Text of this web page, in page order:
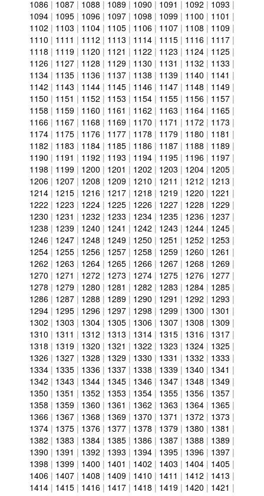
1086 | 1087 | 1088 | 1089 | 1090 | 1091 | 1092 | 1093 |
1094 | 1095 | 1096 | 1097 | 1098 | 1099 | 1100 | 1101 |
1102 | 1103 | 1104 | 1105 | 1106 | 1107 | 1108 | 1109 |
1110 | 1111 | 1112 | 1113 | 1114 | 1115 | 1116 | 1117 |
1118 | 1119 | 1120 | 1121 | 1122 | 1123 | 1124 | 1125 |
1126 | 1127 | 1128 | 1129 | 1130 | 1131 | 1132 | 1133 |
1134 | 1135 | 1136 | 1137 | 1138 | 1139 | 1140 | 1141 |
1142 | 1143 | 1144 | 1145 | 1146 | 1147 | 1148 | 1149 |
1150 | 1151 | 1152 | 1153 | 1154 | 1155 | 1156 | 1157 |
1158 | 1159 | 1160 | 1161 | 1162 | 1163 | 1164 | 1165 |
1166 | 1167 | 1168 | 1169 | 1170 | 1171 | 1172 | 1173 |
1174 | 1175 | 1176 | 1177 | 1178 | 1179 | 1180 | 1181 |
1182 | 1183 | 1184 | 1185 | 1186 | 1187 | 1188 | 1189 |
1190 | 1191 | 1192 | 1193 | 1194 | 1195 | 1196 | 1197 |
1198 | 1199 | 1200 | 1201 | 1202 | 1203 | 1204 | 1205 |
1206 | 1207 | 1208 | 1209 | 1210 | 1211 | 1212 | 1213 |
1214 | 1215 | 1216 | 1217 | 1218 | 1219 | 1220 | 1221 |
1222 | 1223 | 1224 | 1225 | 1226 | 1227 | 1228 | 1229 |
1230 | 1231 | 1232 | 1233 | 1234 | 1235 | 1236 | 1237 |
1238 | 1239 | 1240 | 1241 | 1242 | 1243 | 1244 | 1245 |
1246 | 1247 | 1248 | 1249 | 1250 | 1251 | 1252 | 1253 |
1254 | 1255 | 1256 | 1257 | 1258 | 1259 | 1260 | 1261 |
1262 | 1263 | 1264 | 1265 | 1266 | 1267 | 1268 | 1269 |
1270 | 1271 | 1272 | 1273 | 1274 | 1275 | 1276 | 1277 |
1278 | 1279 | 1280 | 1281 | 1282 | 1283 | 1284 | 1285 |
1286 | 1287 | 1288 | 1289 | 1290 | 1291 | 1292 | 1293 |
1294 | 1295 | 1296 | 1297 | 1298 | 1299 | 1300 | 1301 |
1302 | 1303 | 1304 | 1305 | 1306 | 1307 | 1308 | 1309 |
1310 | 1311 | 1312 | 1313 | 1314 | 1315 | 1316 | 1317 |
1318 | 1319 | 1320 | 1321 | 1322 | 1323 | 1324 | 1325 |
1326 | 1327 | 1328 | 1329 | 1330 | 1331 | 1332 | 1333 |
1334 | 1335 | 1336 | 1337 | 1338 | 1339 | 1340 | 1341 |
1342 | 1343 | 1344 | 1345 | 1346 | 1347 | 1348 | 1349 |
1350 | 1351 | 1352 | 1353 | 1354 | 1355 | 1356 | 1357 |
1358 | 1359 | 1360 | 1361 | 1362 | 1363 | 1364 | 1365 |
1366 | 1367 | 1368 | 1369 | 1370 | 1371 | 1372 | 1373 |
1374 | 1375 | 1376 | 1377 | 1378 | 1379 | 1380 | 1381 |
1382 | 1383 | 1384 | 1385 | 1386 | 1387 | 1388 | 1389 |
1390 | 1391 | 1392 | 1393 | 1394 | 1395 | 1396 | 1397 |
1398 | 1399 | 1400 | 1401 | 1402 | 1403 | 1404 | 1405 |
1406 | 1407 | 1408 | 1409 | 1410 | 1411 | 1412 | 1413 |
1414 | 1415 | 1416 | 1417 | 1418 | 1419 | 1420 | 1421 |